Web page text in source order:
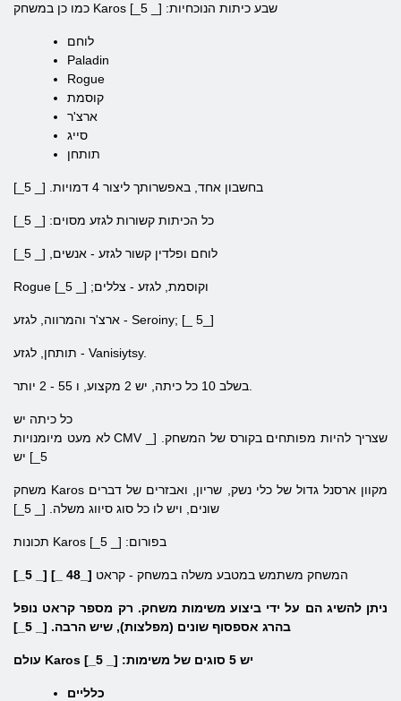
Karos שבע כיתות הנוכחיות: [_ 5_]
לוחם
Paladin
Rogue
קוסמת
ארצ'ר
סייג
תותחן
בחשבון אחד, באפשרותך ליצור 4 דמויות. [_ 5_]
כל הכיתות קשורות לגזע מסוים: [_ 5_]
לוחם ופלדין קשור לגזע - אנשים, [_ 5_]
Rogue וקוסמת, לגזע - צללים; [_ 5_]
ארצ'ר והמרווה, לגזע - Seroiny; [_ 5_]
תותחן, לגזע - Vanisiytsy.
כל כיתה יש
לא מעט מיומנויות CMV שצריך להיות מפותחים בקורס של המשחק. [_
5_]
יש
משחק Karos מקוון ארסנל גדול של כלי נשק, שריון, ואבזרים של דברים
שונים, ויש לו כל סוג סיווג משלה. [_ 5_]
תכונות Karos בפורום: [_ 5_]
המשחק משתמש במטבע משלה במשחק - קראט [_48 _] [_ 5_]
ניתן להשיג הם על ידי ביצוע משימות משחק. רק מספר קראט נופל
בהרג אספסוף שונים (מפלצות), שיש הרבה. [_ 5_]
עולם Karos יש 5 סוגים של משימות: [_ 5_]
כלליים